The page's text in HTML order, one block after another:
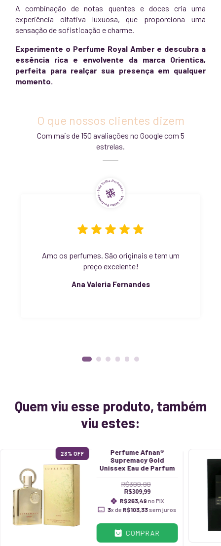
A combinação de notas quentes e doces cria uma
experiência olfativa luxuosa, que proporciona uma
sensação de sofisticação e charme.
Experimente o Perfume Royal Amber e descubra a
essência rica e envolvente da marca Orientica,
perfeita para realçar sua presença em qualquer
momento.
O que nossos clientes dizem
Com mais de 150 avaliações no Google com 5
estrelas.
Amo os perfumes. São originais e tem um
preço excelente!
Ana Valeria Fernandes
Quem viu esse produto, também
viu estes:
23% OFF
Perfume Afnan®
Supremacy Gold
Unissex Eau de Parfum
R$399,99
R$309,99
R$263,49 no PIX
3x de R$103,33sem juros
COMPRAR